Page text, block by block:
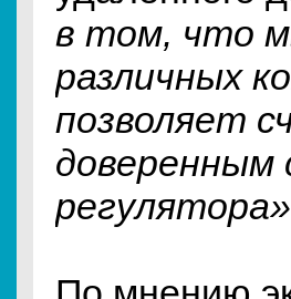
в том, что
различных
позволяет
доверенным